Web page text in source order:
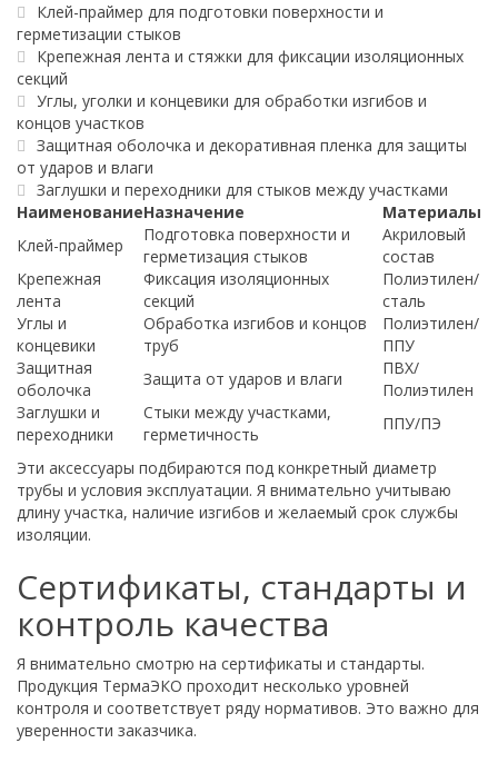
Клей-праймер для подготовки поверхности и
герметизации стыков
Крепежная лента и стяжки для фиксации изоляционных
секций
Углы, уголки и концевики для обработки изгибов и
концов участков
Защитная оболочка и декоративная пленка для защиты
от ударов и влаги
Заглушки и переходники для стыков между участками
НаименованиеНазначение
Материалы
Клей-праймер
Подготовка поверхности и
герметизация стыков
Акриловый
состав
Крепежная
лента
Фиксация изоляционных
секций
Полиэтилен/
сталь
Углы и
концевики
Обработка изгибов и концов
труб
Полиэтилен/
ППУ
Защитная
оболочка
Защита от ударов и влаги
ПВХ/
Полиэтилен
Заглушки и
переходники
Стыки между участками,
герметичность
ППУ/ПЭ
Эти аксессуары подбираются под конкретный диаметр
трубы и условия эксплуатации. Я внимательно учитываю
длину участка, наличие изгибов и желаемый срок службы
изоляции.
Сертификаты, стандарты и
контроль качества
Я внимательно смотрю на сертификаты и стандарты.
Продукция ТермаЭКО проходит несколько уровней
контроля и соответствует ряду нормативов. Это важно для
уверенности заказчика.